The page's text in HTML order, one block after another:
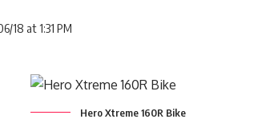
18 at 1:31 PM
Hero Xtreme 160R Bike